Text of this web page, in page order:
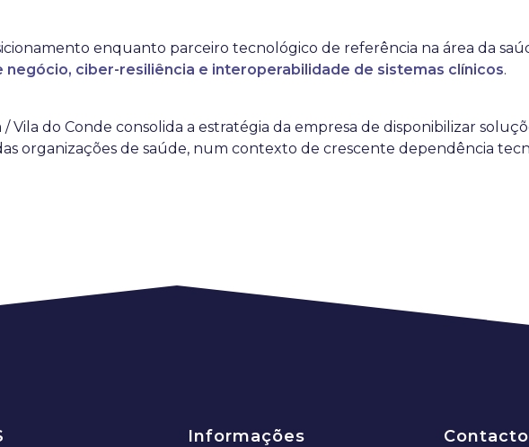
enquanto parceiro tecnológico de referência na área da
negócio, ciber-resiliência e interoperabilidade de sistemas clínicos.
Vila do Conde consolida a estratégia da empresa de disponibilizar
organizações de saúde, num contexto de crescente dependência
Informações